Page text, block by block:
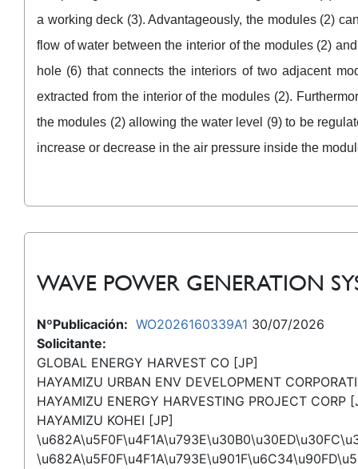
a working deck (3). Advantageously, the modules (2)
flow of water between the interior of the modules (2)
hole (6) that connects the interiors of two adjacent
extracted from the interior of the modules (2).
the modules (2) allowing the water level (9) to be
increase or decrease in the air pressure inside the
WAVE POWER GENERATION
NºPublicación: WO2026160339A1 30/07/2026
Solicitante:
GLOBAL ENERGY HARVEST CO [JP]
HAYAMIZU URBAN ENV DEVELOPMENT
HAYAMIZU ENERGY HARVESTING PROJECT CORP
HAYAMIZU KOHEI [JP]